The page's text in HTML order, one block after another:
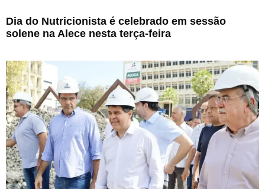
Dia do Nutricionista é celebrado em sessão
solene na Alece nesta terça-feira